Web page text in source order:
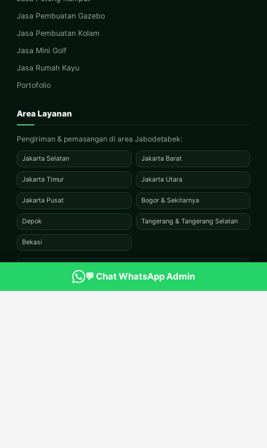
Jasa Pembuatan Gazebo
Jasa Pembuatan Kolam
Jasa Mini Golf
Jasa Rumah Kayu
Portofolio
Area Layanan
Pengiriman & pemasangan di area Jabodetabek:
Jakarta Selatan Jakarta Barat
Jakarta Timur Jakarta Utara
Jakarta Pusat Bogor & Sekitarnya
Depok Tangerang & Tangerang Selatan
Bekasi
🚚 Kirim ke seluruh Indonesia via ekspedisi
💬 Chat WhatsApp Admin